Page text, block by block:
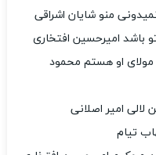
منو شایان اشراقی
باشد امیرحسین افتخاری
او هستم محمود
لالی امیر اصلانی
تیام